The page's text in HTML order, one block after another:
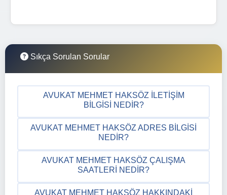
Sıkça Sorulan Sorular
AVUKAT MEHMET HAKSÖZ İLETIŞIM
BILGISI NEDIR?
AVUKAT MEHMET HAKSÖZ ADRES BILGISI
NEDIR?
AVUKAT MEHMET HAKSÖZ ÇALIŞMA
SAATLERI NEDIR?
AVUKAT MEHMET HAKSÖZ HAKKINDAKI